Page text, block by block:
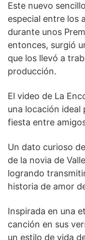
Este nuevo
especial entre los
durante unos
entonces, surgió
que los llevó a
producción.
El video de La
una locación ideal
fiesta entre
Un dato curioso
de la novia de
logrando
historia de amor
Inspirada en una
canción en sus
un estilo de vida